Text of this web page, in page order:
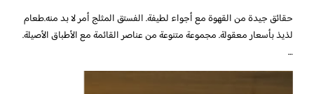
حقائق جيدة من القهوة مع أجواء لطيفة. الفستق المثلج أمر لا بد منه.طعام
لذيذ بأسعار معقولة. مجموعة متنوعة من عناصر القائمة مع الأطباق الأصيلة.
…